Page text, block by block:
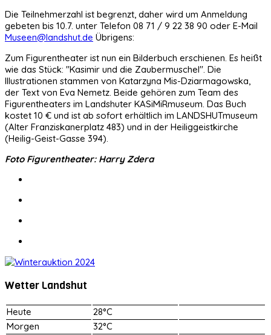
Die Teilnehmerzahl ist begrenzt, daher wird um Anmeldung
gebeten bis 10.7. unter Telefon 08 71 / 9 22 38 90 oder E-Mail
Museen@landshut.de Übrigens:
Zum Figurentheater ist nun ein Bilderbuch erschienen. Es heißt
wie das Stück: "Kasimir und die Zaubermuschel". Die
Illustrationen stammen von Katarzyna Mis-Dziarmagowska,
der Text von Eva Nemetz. Beide gehören zum Team des
Figurentheaters im Landshuter KASiMiRmuseum. Das Buch
kostet 10 € und ist ab sofort erhältlich im LANDSHUTmuseum
(Alter Franziskanerplatz 483) und in der Heiliggeistkirche
(Heilig-Geist-Gasse 394).
Foto Figurentheater: Harry Zdera
Wetter Landshut
Heute
28°C
Morgen
32°C